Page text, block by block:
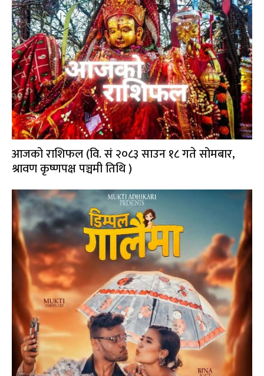
आजको राशिफल (वि. सं २०८३ साउन १८ गते सोमबार,
श्रावण कृष्णपक्ष पञ्चमी तिथि )